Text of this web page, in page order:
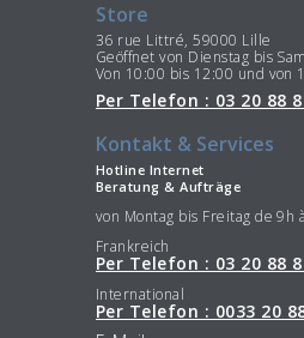
Store
36 rue Littré, 59000 Lille
Geöffnet von Dienstag bis
Von 10:00 bis 12:00 und von
Per Telefon : 03 20 88
Kontakt & Services
Hotline Internet
Beratung & Aufträge
von Montag bis Freitag de 9h
Frankreich
Per Telefon : 03 20 88
International
Per Telefon : 0033 20